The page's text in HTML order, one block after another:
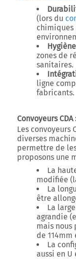
(lors du
chimiques
Hygiène
zones de
sanitaires.
ligne
fabricants.
Convoyeurs
Les convoyeurs
diverses
permettre de
proposons une
La
modifiée
La
être
La
agrandie
mais nous
de 114mm
La
aussi en U